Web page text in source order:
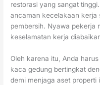
restorasi yang sangat
ancaman kecelakaan kerja
pembersih. Nyawa pekerja
keselamatan kerja
Oleh karena itu, Anda
kaca gedung bertingkat
demi menjaga aset properti